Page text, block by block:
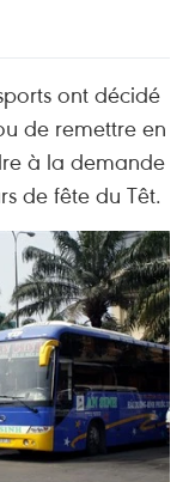
ont décidé
de remettre en
à la demande
de fête du Têt.